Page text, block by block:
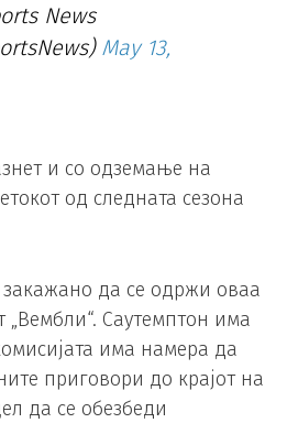
News
May 13,
и со одземање на
од следната сезона
да се одржи оваа
„Вембли“. Саутемптон има
има намера да
приговори до крајот на
да се обезбеди